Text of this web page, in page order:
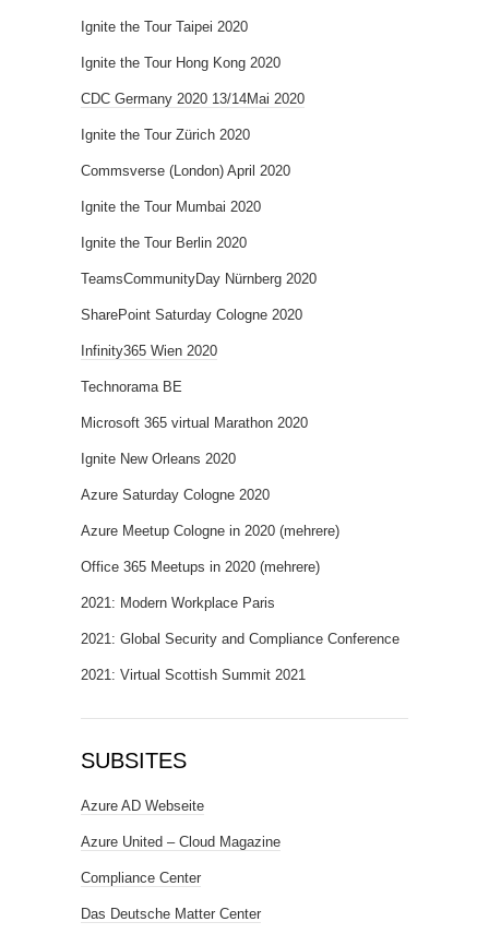
Ignite the Tour Taipei 2020
Ignite the Tour Hong Kong 2020
CDC Germany 2020 13/14Mai 2020
Ignite the Tour Zürich 2020
Commsverse (London) April 2020
Ignite the Tour Mumbai 2020
Ignite the Tour Berlin 2020
TeamsCommunityDay Nürnberg 2020
SharePoint Saturday Cologne 2020
Infinity365 Wien 2020
Technorama BE
Microsoft 365 virtual Marathon 2020
Ignite New Orleans 2020
Azure Saturday Cologne 2020
Azure Meetup Cologne in 2020 (mehrere)
Office 365 Meetups in 2020 (mehrere)
2021: Modern Workplace Paris
2021: Global Security and Compliance Conference
2021: Virtual Scottish Summit 2021
SUBSITES
Azure AD Webseite
Azure United – Cloud Magazine
Compliance Center
Das Deutsche Matter Center